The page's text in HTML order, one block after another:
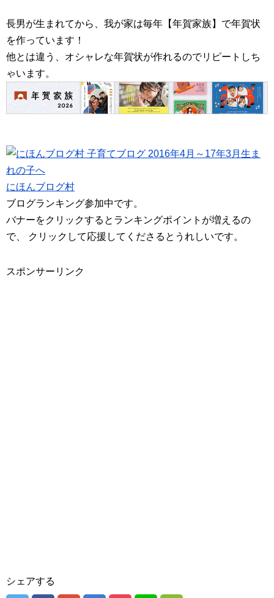
長男が生まれてから、我が家は毎年【年賀家族】で年賀状
を作っています！
他とは違う、オシャレな年賀状が作れるのでリピートしち
ゃいます。
にほんブログ村
ブログランキング参加中です。
バナーをクリックするとランキングポイントが増えるの
で、 クリックして応援してくださるとうれしいです。
スポンサーリンク
シェアする